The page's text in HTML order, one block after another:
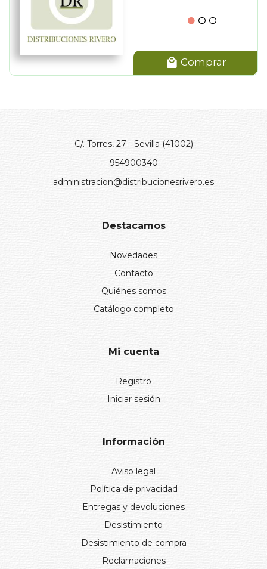
Comprar
C/. Torres, 27 - Sevilla (41002)
954900340
administracion@distribucionesrivero.es
Destacamos
Novedades
Contacto
Quiénes somos
Catálogo completo
Mi cuenta
Registro
Iniciar sesión
Información
Aviso legal
Política de privacidad
Entregas y devoluciones
Desistimiento
Desistimiento de compra
Reclamaciones